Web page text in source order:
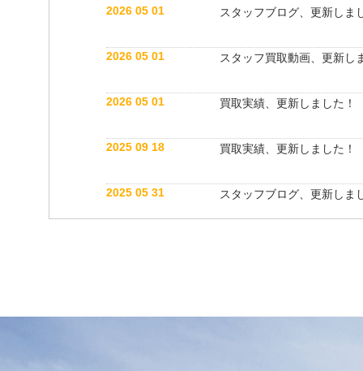
2026 05 01 スタッフブログ、更新しま
2026 05 01 スタッフ買取動画、更新し
2026 05 01 買取実績、更新しました！
2025 09 18 買取実績、更新しました！
2025 05 31 スタッフブログ、更新しま